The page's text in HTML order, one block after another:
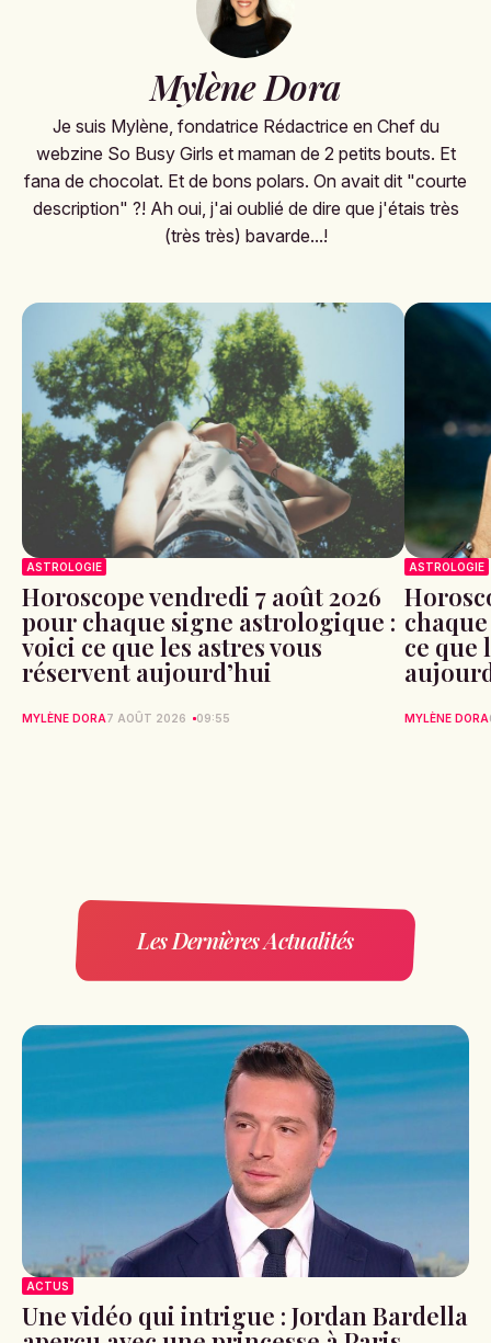
Mylène Dora
Je suis Mylène, fondatrice Rédactrice en Chef du
webzine So Busy Girls et maman de 2 petits bouts. Et
fana de chocolat. Et de bons polars. On avait dit "courte
description" ?! Ah oui, j'ai oublié de dire que j'étais très
(très très) bavarde...!
ASTROLOGIE
Horoscope vendredi 7 août 2026
pour chaque signe astrologique :
voici ce que les astres vous
réservent aujourd’hui
MYLÈNE DORA7 AOÛT 2026 09:55
ASTROLOGIE
ce que
MYLÈNE DORA
Les Dernières Actualités
ACTUS
Une vidéo qui intrigue : Jordan Bardella